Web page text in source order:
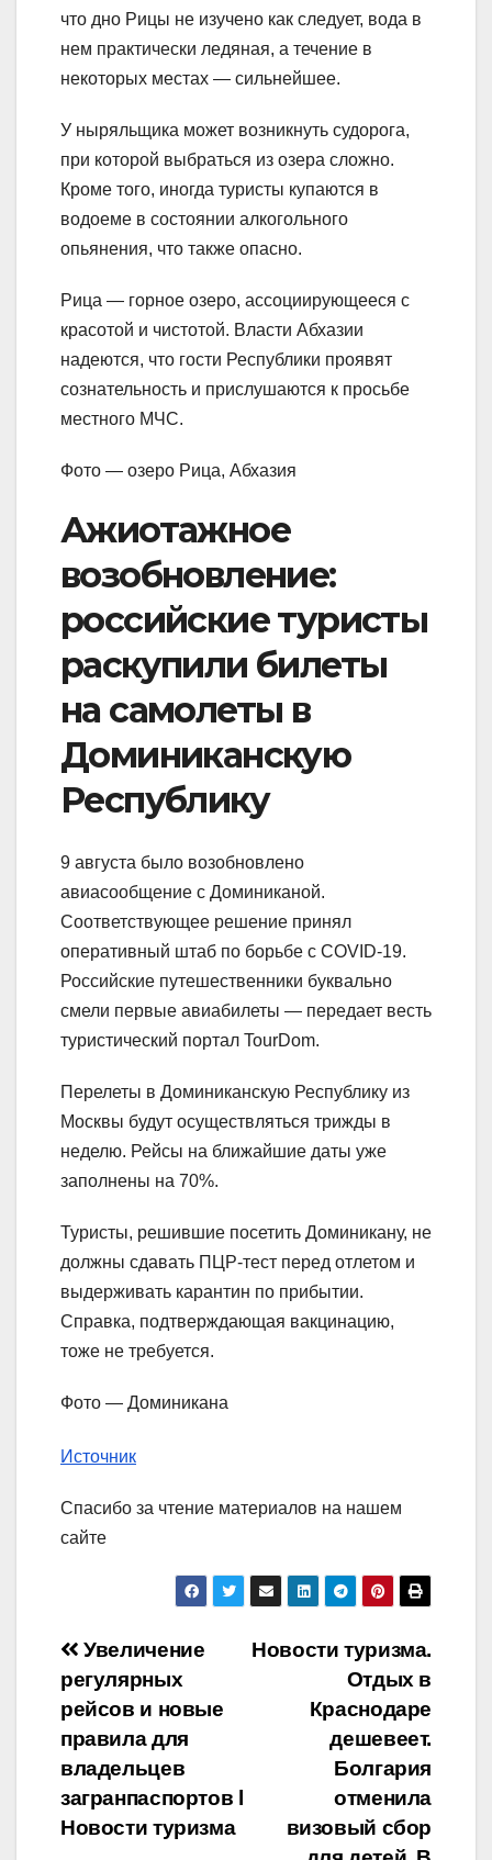
что дно Рицы не изучено как следует, вода в
нем практически ледяная, а течение в
некоторых местах — сильнейшее.
У ныряльщика может возникнуть судорога,
при которой выбраться из озера сложно.
Кроме того, иногда туристы купаются в
водоеме в состоянии алкогольного
опьянения, что также опасно.
Рица — горное озеро, ассоциирующееся с
красотой и чистотой. Власти Абхазии
надеются, что гости Республики проявят
сознательность и прислушаются к просьбе
местного МЧС.
Фото — озеро Рица, Абхазия
Ажиотажное
возобновление:
российские туристы
раскупили билеты
на самолеты в
Доминиканскую
Республику
9 августа было возобновлено
авиасообщение с Доминиканой.
Соответствующее решение принял
оперативный штаб по борьбе с COVID-19.
Российские путешественники буквально
смели первые авиабилеты — передает весть
туристический портал TourDom.
Перелеты в Доминиканскую Республику из
Москвы будут осуществляться трижды в
неделю. Рейсы на ближайшие даты уже
заполнены на 70%.
Туристы, решившие посетить Доминикану, не
должны сдавать ПЦР-тест перед отлетом и
выдерживать карантин по прибытии.
Справка, подтверждающая вакцинацию,
тоже не требуется.
Фото — Доминикана
Источник
Спасибо за чтение материалов на нашем
сайте
Навигация
по
записям
Новости туризма.
Отдых в
Краснодаре
дешевеет.
Болгария
отменила
визовый сбор
Увеличение
регулярных
рейсов и новые
правила для
владельцев
загранпаспортов ӏ
Новости туризма